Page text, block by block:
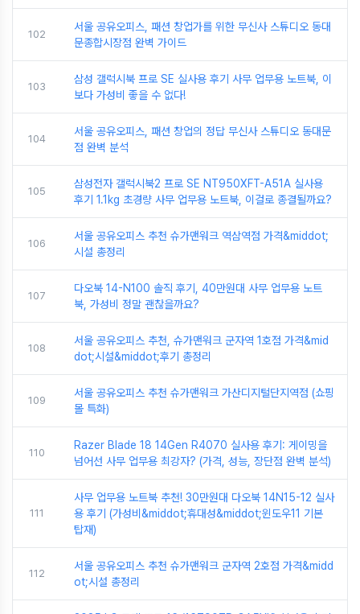
102
서울 공유오피스, 패션 창업가를 위한 무신사 스튜디오 동대
문종합시장점 완벽 가이드
103
삼성 갤럭시북 프로 SE 실사용 후기 사무 업무용 노트북, 이
보다 가성비 좋을 수 없다!
104
서울 공유오피스, 패션 창업의 정답 무신사 스튜디오 동대문
점 완벽 분석
105
삼성전자 갤럭시북2 프로 SE NT950XFT-A51A 실사용
후기 1.1kg 초경량 사무 업무용 노트북, 이걸로 종결될까요?
106
서울 공유오피스 추천 슈가맨워크 역삼역점 가격&middot;
시설 총정리
107
다오북 14-N100 솔직 후기, 40만원대 사무 업무용 노트
북, 가성비 정말 괜찮을까요?
108
서울 공유오피스 추천, 슈가맨워크 군자역 1호점 가격&mid
dot;시설&middot;후기 총정리
109
서울 공유오피스 추천 슈가맨워크 가산디지털단지역점 (쇼핑
몰 특화)
110
Razer Blade 18 14Gen R4070 실사용 후기: 게이밍을
넘어선 사무 업무용 최강자? (가격, 성능, 장단점 완벽 분석)
111
사무 업무용 노트북 추천! 30만원대 다오북 14N15-12 실사
용 후기 (가성비&middot;휴대성&middot;윈도우11 기본
탑재)
112
서울 공유오피스 추천 슈가맨워크 군자역 2호점 가격&midd
ot;시설 총정리